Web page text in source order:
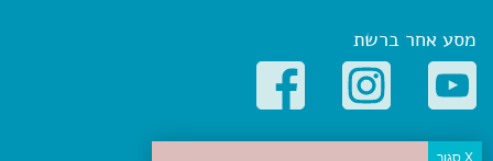
מסע אחר ברשת
קטגוריות פופולריות